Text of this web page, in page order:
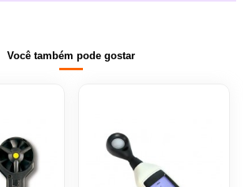
Você também pode gostar